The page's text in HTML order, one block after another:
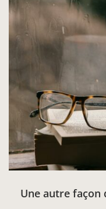
Une autre façon